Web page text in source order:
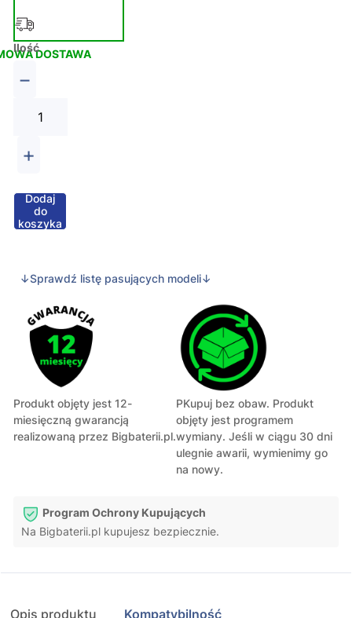
DOSTAWA
Ilość
−
+
Dodaj
do
koszyka
↓Sprawdź listę pasujących modeli↓
Produkt objęty jest 12-
miesięczną gwarancją
realizowaną przez Bigbaterii.pl.
PKupuj bez obaw. Produkt
objęty jest programem
wymiany. Jeśli w ciągu 30 dni
ulegnie awarii, wymienimy go
na nowy.
Program Ochrony Kupujących
Na Bigbaterii.pl kupujesz bezpiecznie.
Opis produktu Kompatybilność